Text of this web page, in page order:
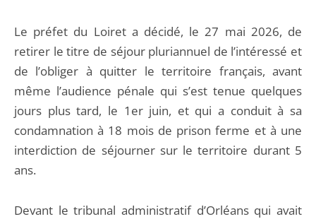
Le préfet du Loiret a décidé, le 27 mai 2026, de
retirer le titre de séjour pluriannuel de l’intéressé et
de l’obliger à quitter le territoire français, avant
même l’audience pénale qui s’est tenue quelques
jours plus tard, le 1er juin, et qui a conduit à sa
condamnation à 18 mois de prison ferme et à une
interdiction de séjourner sur le territoire durant 5
ans.
Devant le tribunal administratif d’Orléans qui avait